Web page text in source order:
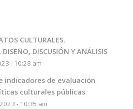
CULTURALES.
DISEÑO, DISCUSIÓN Y ANÁLISIS
- 10:28 am
indicadores de evaluación
culturales públicas
- 10:35 am